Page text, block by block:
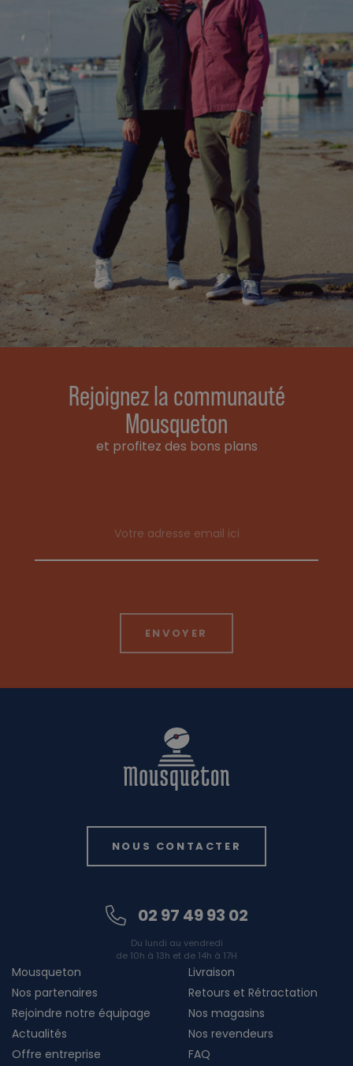
Rejoignez la communauté
Mousqueton
et profitez des bons plans
NOUS CONTACTER
02 97 49 93 02
Du lundi au vendredi
de 10h à 13h et de 14h à 17H
Mousqueton
Nos partenaires
Rejoindre notre équipage
Actualités
Offre entreprise
Livraison
Retours et Rétractation
Nos magasins
Nos revendeurs
FAQ